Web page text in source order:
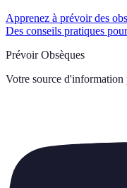
Apprenez à prévoir des
Des conseils pratiques
Prévoir Obsèques
Votre source